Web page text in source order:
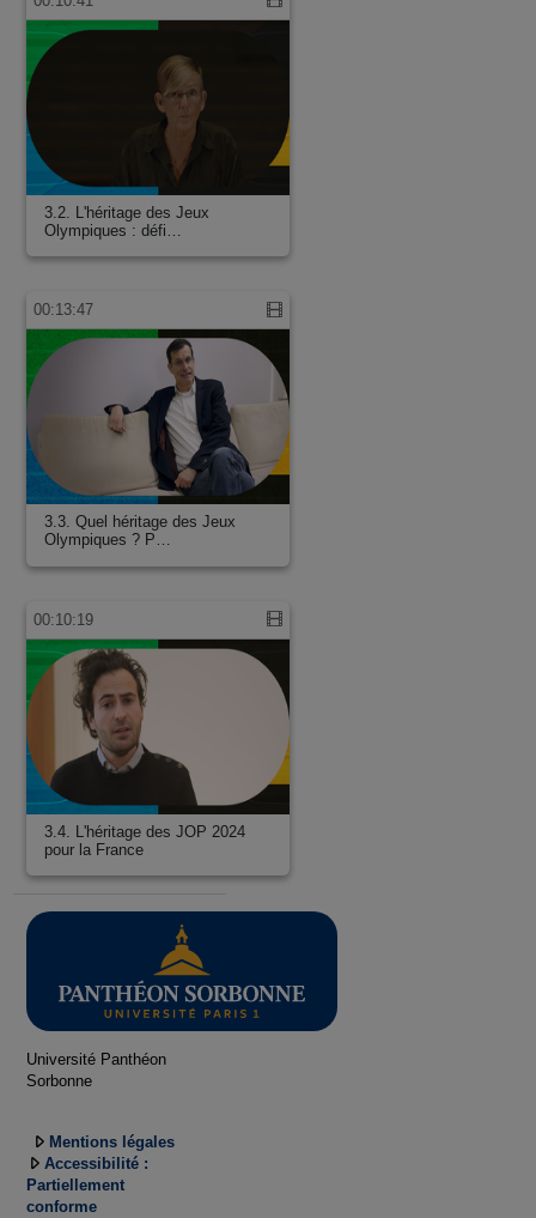
3.2. L'héritage des Jeux
Olympiques : défi…
00:13:47
3.3. Quel héritage des Jeux
Olympiques ? P…
00:10:19
3.4. L'héritage des JOP 2024
pour la France
Université Panthéon
Sorbonne
Mentions légales
Accessibilité :
Partiellement
conforme